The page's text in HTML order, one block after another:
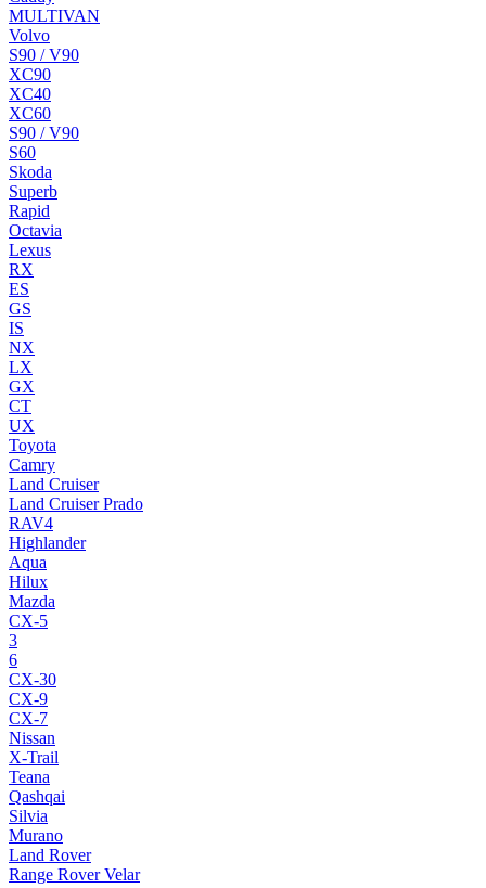
MULTIVAN
Volvo
S90 / V90
XC90
XC40
XC60
S90 / V90
S60
Skoda
Superb
Rapid
Octavia
Lexus
RX
ES
GS
IS
NX
LX
GX
CT
UX
Toyota
Camry
Land Cruiser
Land Cruiser Prado
RAV4
Highlander
Aqua
Hilux
Mazda
CX-5
3
6
CX-30
CX-9
CX-7
Nissan
X-Trail
Teana
Qashqai
Silvia
Murano
Land Rover
Range Rover Velar